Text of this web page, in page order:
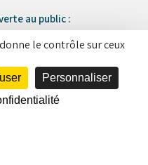
au public :
est ouverte :
8h30 à 12h30
le contrôle sur ceux
Personnaliser